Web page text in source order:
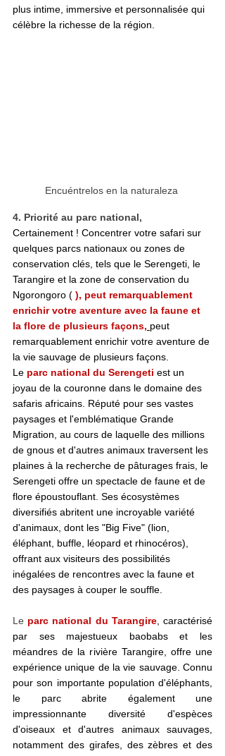
plus intime, immersive et personnalisée qui
célèbre la richesse de la région.
Encuéntrelos en la naturaleza
4. Priorité au parc national,
Certainement ! Concentrer votre safari sur
quelques parcs nationaux ou zones de
conservation clés, tels que le Serengeti, le
Tarangire et la zone de conservation du
Ngorongoro ( ), peut remarquablement
enrichir votre aventure avec la faune et
la flore de plusieurs façons, peut
remarquablement enrichir votre aventure de
la vie sauvage de plusieurs façons.
Le parc national du Serengeti est un
joyau de la couronne dans le domaine des
safaris africains. Réputé pour ses vastes
paysages et l'emblématique Grande
Migration, au cours de laquelle des millions
de gnous et d'autres animaux traversent les
plaines à la recherche de pâturages frais, le
Serengeti offre un spectacle de faune et de
flore époustouflant. Ses écosystèmes
diversifiés abritent une incroyable variété
d'animaux, dont les "Big Five" (lion,
éléphant, buffle, léopard et rhinocéros),
offrant aux visiteurs des possibilités
inégalées de rencontres avec la faune et
des paysages à couper le souffle.
Le parc national du Tarangire, caractérisé
par ses majestueux baobabs et les
méandres de la rivière Tarangire, offre une
expérience unique de la vie sauvage. Connu
pour son importante population d'éléphants,
le parc abrite également une
impressionnante diversité d'espèces
d'oiseaux et d'autres animaux sauvages,
notamment des girafes, des zèbres et des